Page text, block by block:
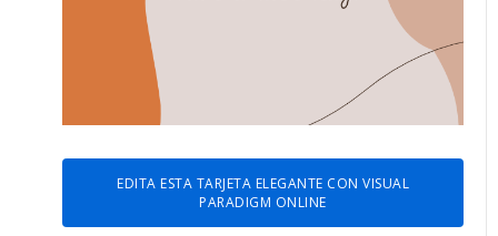
EDITA ESTA TARJETA ELEGANTE CON VISUAL
PARADIGM ONLINE